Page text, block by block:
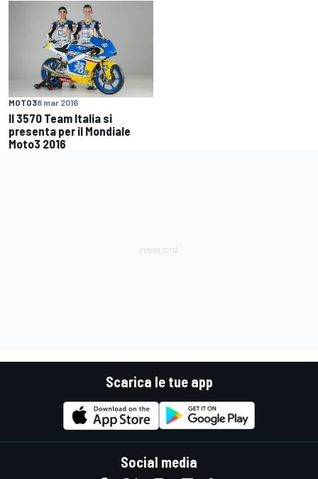
MOTO38 mar 2016
Il 3570 Team Italia si
presenta per il Mondiale
Moto3 2016
Scarica le tue app
Social media